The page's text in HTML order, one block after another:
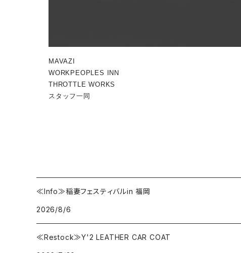
MAVAZI
WORKPEOPLES INN
THROTTLE WORKS
スタッフ一同
≪Info≫稲妻フェスティバルin 福岡
2026/8/6
≪Restock≫Y'2 LEATHER CAR COAT